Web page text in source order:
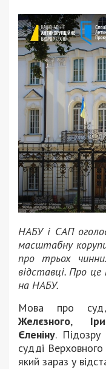
НАБУ і САП
масштабну
про трьох
відставці. Про
на НАБУ.
Мова про
Желєзного,
Єленіну.
судді
який зараз у